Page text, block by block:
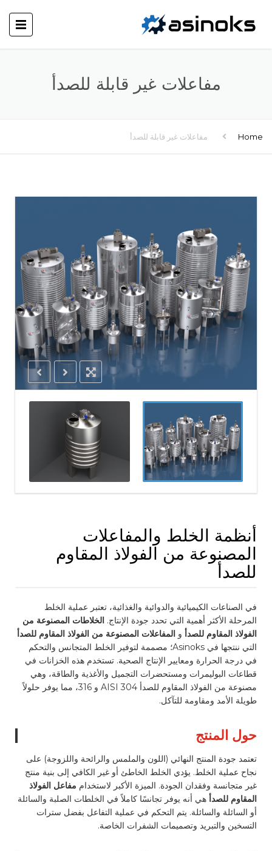
مفاعلات غير قابلة للصدأ
Home مفاعلات غير قابلة للصدأ
أنظمة الخلط والمفاعلات
المصنوعة من الفولاذ المقاوم
للصدأ
في الصناعات الكيميائية والدوائية والغذائية، تعتبر عملية الخلط
المرحلة الأكثر أهمية التي تحدد جودة الإنتاج. الخلاطات المصنوعة من
الفولاذ المقاوم للصدأ و المفاعلات المصنوعة من الفولاذ المقاوم للصدأ
التي ننتجها في Asinoks؛ مصممة لتوفير الخلط المتجانس والتحكم
في درجة الحرارة ومعايير الإنتاج الصحية. تستخدم هذه الخزانات في
قطاعات البوليمرات ومستحضرات التجميل والأغذية والطاقة، وهي
مصنوعة من الفولاذ المقاوم للصدأ AISI 304 و 316، مما يوفر حلولاً
طويلة الأمد ومقاومة للتآكل.
حول المنتج
تعتمد جودة المنتج النهائي (اللون والملمس والرائحة واللزوجة) على
نجاح عملية الخلط. يؤدي الخلط الخاطئ أو غير الكافي إلى بنية منتج
غير متجانسة وفقدان الجودة. الميزة الأكبر لاستخدام مفاعل الفولاذ
المقاوم للصدأ هي أنه يوفر تجانسًا كاملاً في الخلطات الصلبة والسائلة
أو السائلة والسائلة. يتم التحكم في عملية التفاعل بفضل سترات
التسخين والتبريد وتصميمات الشفرات الخاصة.